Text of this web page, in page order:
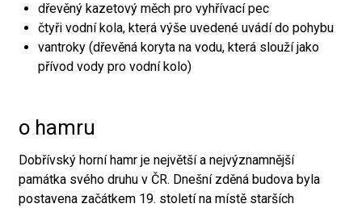
dřevěný kazetový měch pro vyhřívací pec
čtyři vodní kola, která výše uvedené uvádí do pohybu
vantroky (dřevěná koryta na vodu, která slouží jako
přívod vody pro vodní kolo)
o hamru
Dobřívský horní hamr je největší a nejvýznamnější
památka svého druhu v ČR. Dnešní zděná budova byla
postavena začátkem 19. století na místě starších